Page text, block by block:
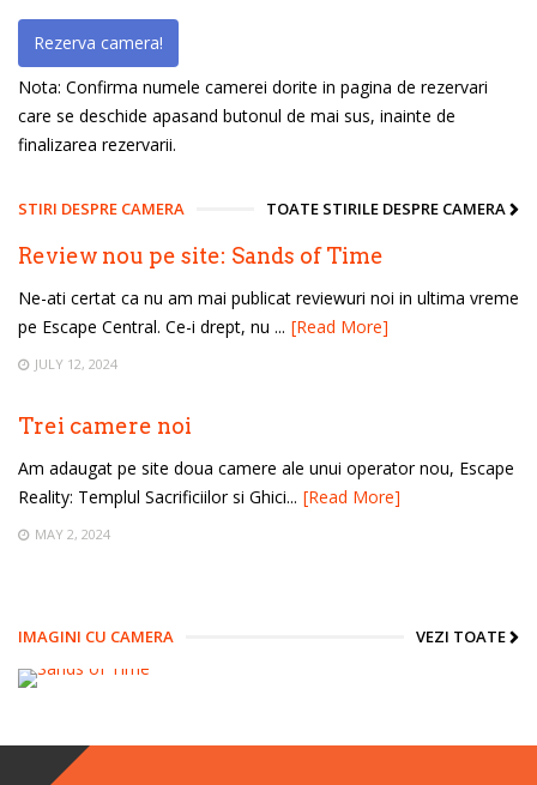
Rezerva camera!
Nota: Confirma numele camerei dorite in pagina de rezervari
care se deschide apasand butonul de mai sus, inainte de
finalizarea rezervarii.
STIRI DESPRE CAMERA TOATE STIRILE DESPRE CAMERA
Review nou pe site: Sands of Time
Ne-ati certat ca nu am mai publicat reviewuri noi in ultima vreme
pe Escape Central. Ce-i drept, nu ... [Read More]
JULY 12, 2024
Trei camere noi
Am adaugat pe site doua camere ale unui operator nou, Escape
Reality: Templul Sacrificiilor si Ghici... [Read More]
MAY 2, 2024
IMAGINI CU CAMERA VEZI TOATE